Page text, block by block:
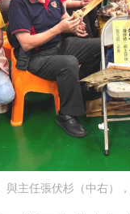
主任張伏杉（中右）